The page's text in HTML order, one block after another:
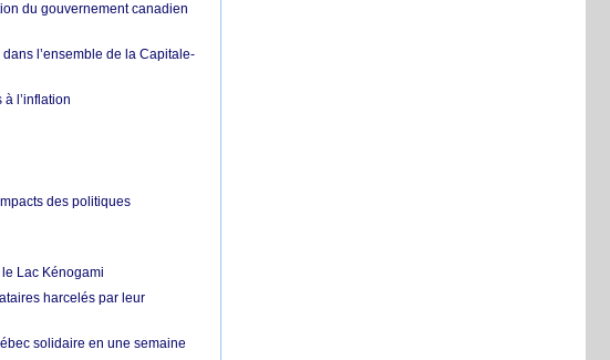
du gouvernement canadien
l’ensemble de la Capitale-
l’inflation
des politiques
Lac Kénogami
harcelés par leur
solidaire en une semaine